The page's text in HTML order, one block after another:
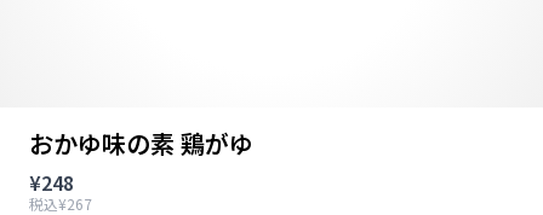
おかゆ味の素 鶏がゆ
¥248
税込¥267